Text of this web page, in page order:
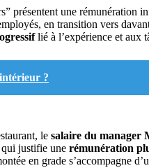
présentent une rémunération
en transition vers
lié à l’expérience et aux
?
le salaire du manager
justifie une rémunération
en grade s’accompagne